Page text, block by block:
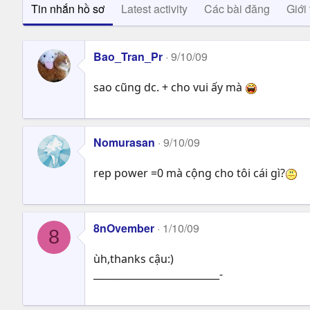
Tin nhắn hồ sơ Latest activity Các bài đăng Giới
Bao_Tran_Pr 9/10/09
sao cũng dc. + cho vui ấy mà
Nomurasan 9/10/09
rep power =0 mà cộng cho tôi cái gì?
8 8nOvember 1/10/09
ùh,thanks cậu:)
__________________________-